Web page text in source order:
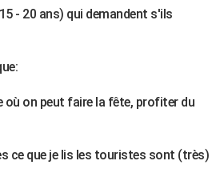
- 20 ans) qui demandent s'ils
où on peut faire la fête, profiter du
ce que je lis les touristes sont (très)